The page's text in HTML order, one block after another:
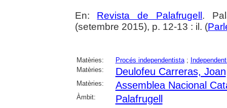
En: Revista de Palafrugell .
(setembre 2015), p. 12-13 : il. (
Matèries: Procés independentista;
Matèries:
Deulofeu Carreras, Joan
Matèries: Assemblea Nacional
Àmbit: Palafrugell